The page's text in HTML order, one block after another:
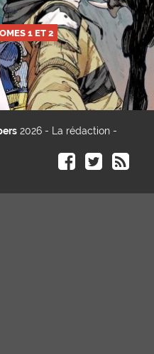
1 ET 2
2026 - La rédaction -